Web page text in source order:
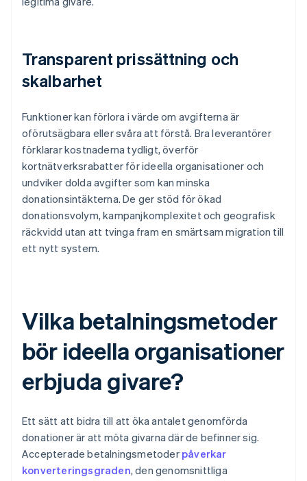
Transparent prissättning och
skalbarhet
Funktioner kan förlora i värde om avgifterna är
oförutsägbara eller svåra att förstå. Bra leverantörer
förklarar kostnaderna tydligt, överför
kortnätverksrabatter för ideella organisationer och
undviker dolda avgifter som kan minska
donationsintäkterna. De ger stöd för ökad
donationsvolym, kampanjkomplexitet och geografisk
räckvidd utan att tvinga fram en smärtsam migration till
ett nytt system.
Vilka betalningsmetoder
bör ideella organisationer
erbjuda givare?
Ett sätt att bidra till att öka antalet genomförda
donationer är att möta givarna där de befinner sig.
Accepterade betalningsmetoder påverkar
konverteringsgraden, den genomsnittliga